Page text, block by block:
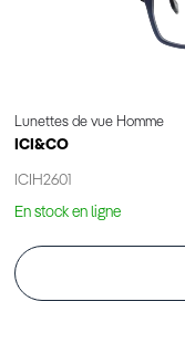
Lunettes de vue Homme
ICI&CO
ICIH2601
En stock en ligne